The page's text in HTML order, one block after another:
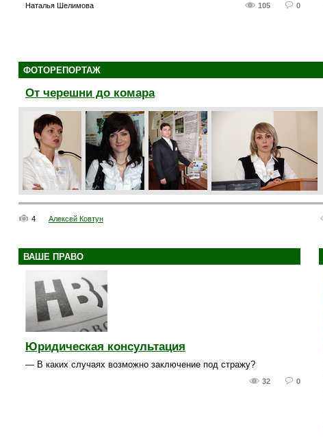
105 0
Наталья Шелимова
ФОТОРЕПОРТАЖ
От черешни до комара
4 Алексей Ковтун
ВАШЕ ПРАВО
Юридическая консультация
— В каких случаях возможно заключение под стражу?
32 0